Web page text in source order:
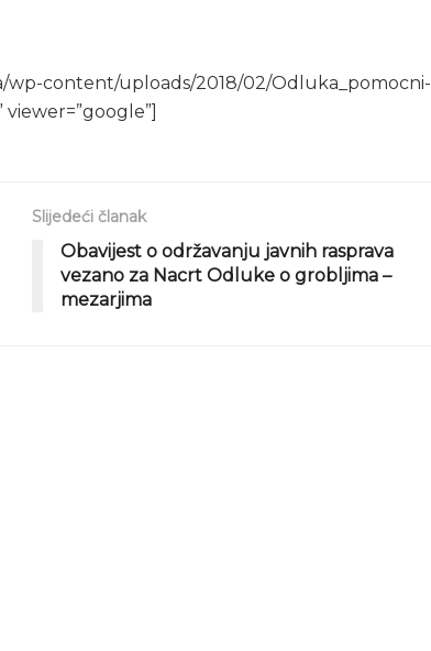
wp-content/uploads/2018/02/Odluka_pomocni-
Slijedeći članak
Obavijest o održavanju javnih rasprava
vezano za Nacrt Odluke o grobljima –
mezarjima